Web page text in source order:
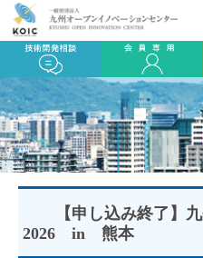
【申し込み終了】九
2026 in 熊本